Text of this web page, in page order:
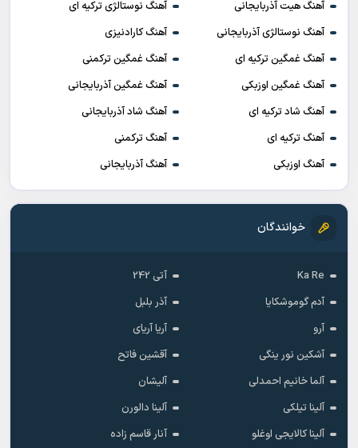
ریمیکس
پیشنهادی ادمین
بیوگرافی خواننده های ترکیه ای
آهنگ هیت ترکیه ای
آهنگ هیت ترکمنی
آهنگ هیت اوزبکی
آهنگ هیت آذربایجانی
آهنگ نوستالژی ترکیه ای
آهنگ نوستالژی آذربایجانی
آهنگ کارادنیزی
آهنگ غمگین ترکیه ای
آهنگ غمگین ترکمنی
آهنگ غمگین اوزبکی
آهنگ غمگین آذربایجانی
آهنگ شاد ترکیه ای
آهنگ شاد آذربایجانی
آهنگ ترکیه ای
خوانندگان
Ka Re
آتی 242
آدم گوموشکایا
آذر بلبل
آرو
آریا آریای
آشکین نور ینگی
آقشین فاتح